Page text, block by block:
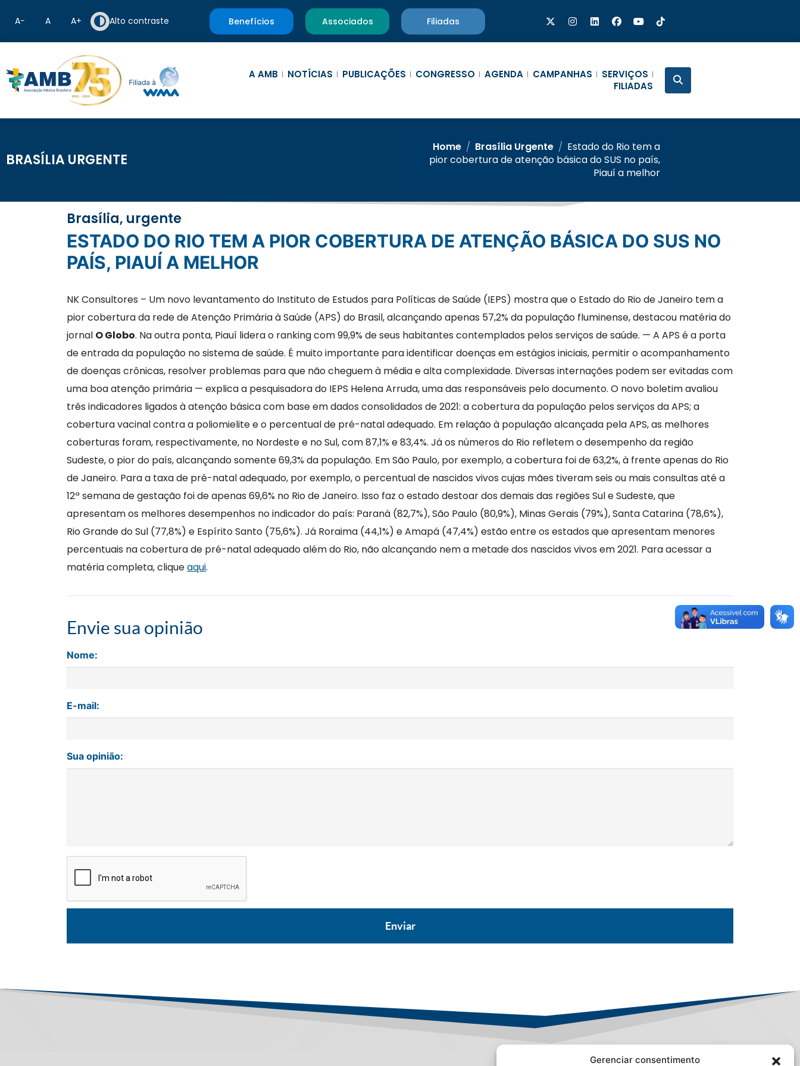
Gerenciar consentimento
A− A A+ Alto contraste Benefícios Associados Filiadas
A AMB NOTÍCIAS PUBLICAÇÕES CONGRESSO AGENDA CAMPANHAS
SERVIÇOS
FILIADAS
BRASÍLIA URGENTE
Home / Brasília Urgente / Estado do Rio tem a
pior cobertura de atenção básica do SUS no país,
Piauí a melhor
Brasília, urgente
ESTADO DO RIO TEM A PIOR COBERTURA DE ATENÇÃO BÁSICA DO SUS NO
PAÍS, PIAUÍ A MELHOR
NK Consultores – Um novo levantamento do Instituto de Estudos para Políticas de Saúde (IEPS) mostra que o Estado do Rio de Janeiro tem a
pior cobertura da rede de Atenção Primária à Saúde (APS) do Brasil, alcançando apenas 57,2% da população fluminense, destacou matéria do
jornal O Globo. Na outra ponta, Piauí lidera o ranking com 99,9% de seus habitantes contemplados pelos serviços de saúde. — A APS é a porta
de entrada da população no sistema de saúde. É muito importante para identificar doenças em estágios iniciais, permitir o acompanhamento
de doenças crônicas, resolver problemas para que não cheguem à média e alta complexidade. Diversas internações podem ser evitadas com
uma boa atenção primária — explica a pesquisadora do IEPS Helena Arruda, uma das responsáveis pelo documento. O novo boletim avaliou
três indicadores ligados à atenção básica com base em dados consolidados de 2021: a cobertura da população pelos serviços da APS; a
cobertura vacinal contra a poliomielite e o percentual de pré-natal adequado. Em relação à população alcançada pela APS, as melhores
coberturas foram, respectivamente, no Nordeste e no Sul, com 87,1% e 83,4%. Já os números do Rio refletem o desempenho da região
Sudeste, o pior do país, alcançando somente 69,3% da população. Em São Paulo, por exemplo, a cobertura foi de 63,2%, à frente apenas do Rio
de Janeiro. Para a taxa de pré-natal adequado, por exemplo, o percentual de nascidos vivos cujas mães tiveram seis ou mais consultas até a
12ª semana de gestação foi de apenas 69,6% no Rio de Janeiro. Isso faz o estado destoar dos demais das regiões Sul e Sudeste, que
apresentam os melhores desempenhos no indicador do país: Paraná (82,7%), São Paulo (80,9%), Minas Gerais (79%), Santa Catarina (78,6%),
Rio Grande do Sul (77,8%) e Espírito Santo (75,6%). Já Roraima (44,1%) e Amapá (47,4%) estão entre os estados que apresentam menores
percentuais na cobertura de pré-natal adequado além do Rio, não alcançando nem a metade dos nascidos vivos em 2021. Para acessar a
matéria completa, cliqueaqui.
Envie sua opinião
Nome:
E-mail:
Sua opinião: